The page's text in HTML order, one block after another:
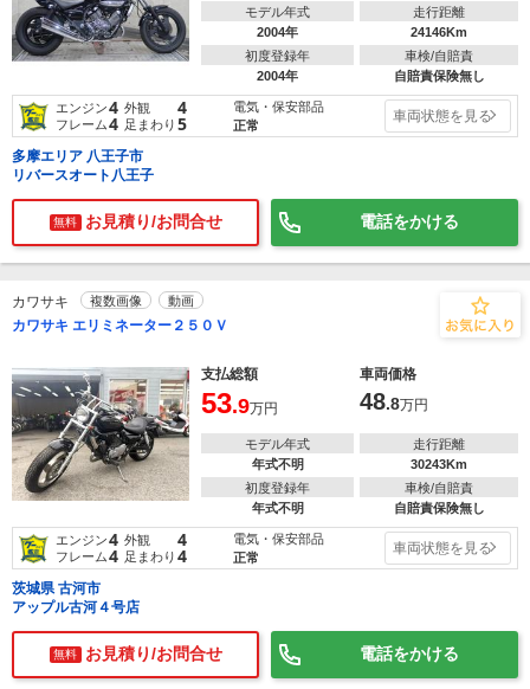
モデル年式
2004年
走行距離
24146Km
初度登録年
2004年
車検/自賠責
自賠責保険無し
エンジン4 外観 4
フレーム4 足まわり 5
電気・保安部品
正常
車両状態を見る
多摩エリア 八王子市
リバースオート八王子
無料 お見積り/お問合せ 電話をかける
カワサキ 複数画像 動画
カワサキ エリミネーター２５０Ｖ
支払総額 車両価格
53.9万円 48.8万円
モデル年式
年式不明
走行距離
30243Km
初度登録年
年式不明
車検/自賠責
自賠責保険無し
エンジン4 外観 4
フレーム4 足まわり 4
電気・保安部品
正常
車両状態を見る
茨城県 古河市
アップル古河４号店
無料 お見積り/お問合せ 電話をかける